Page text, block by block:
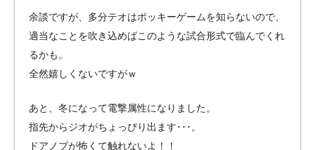
余談ですが、多分テオはポッキーゲームを知らないので、
適当なことを吹き込めばこのような試合形式で臨んでくれ
るかも。
全然嬉しくないですがｗ
あと、冬になって電撃属性になりました。
指先からジオがちょっぴり出ます･･･。
ドアノブが怖くて触れないよ！！